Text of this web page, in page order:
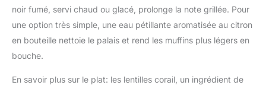
noir fumé, servi chaud ou glacé, prolonge la note grillée. Pour
une option très simple, une eau pétillante aromatisée au citron
en bouteille nettoie le palais et rend les muffins plus légers en
bouche.
En savoir plus sur le plat: les lentilles corail, un ingrédient de